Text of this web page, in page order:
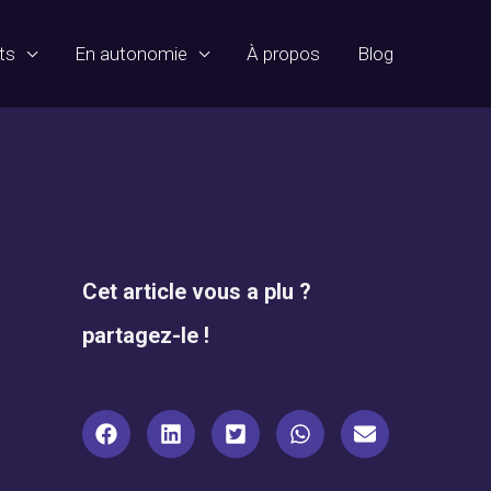
En autonomie À propos Blog
Cet article vous a plu ?
partagez-le !